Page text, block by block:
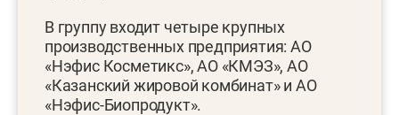
В группу входит четыре крупных
производственных предприятия: АО
«Нэфис Косметикс», АО «КМЭЗ», АО
«Казанский жировой комбинат» и АО
«Нэфис-Биопродукт».